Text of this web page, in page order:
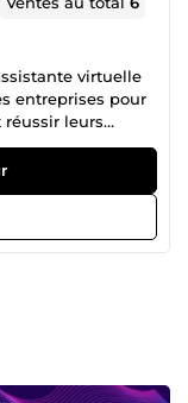
virtuelle
entreprises pour
leurs
développer et
efficace de vos
💼10 ans
Avec 10
et
dossiers,
leur gestion pour
votre service pour